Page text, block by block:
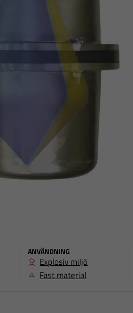
ANVÄNDNING
Explosiv miljö
Fast material